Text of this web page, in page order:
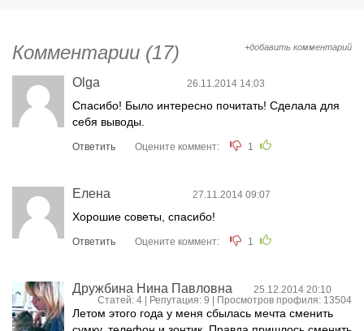
Комментарии (17) +добавить комментарий
Olga 26.11.2014 14:03
Спасибо! Было интересно почитать! Сделала для
себя выводы.
Ответить Оцените коммент: 1
Елена 27.11.2014 09:07
Хорошие советы, спасибо!
Ответить Оцените коммент: 1
Дружбина Нина Павловна
25.12.2014 20:10
Статей: 4 | Репутация: 9 | Просмотров профиля: 13504
Летом этого года у меня сбылась мечта сменить